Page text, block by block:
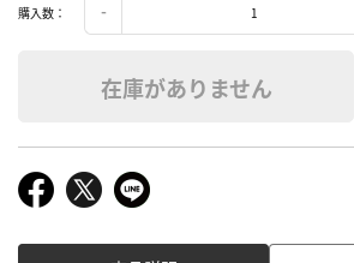
購入数：
在庫がありません